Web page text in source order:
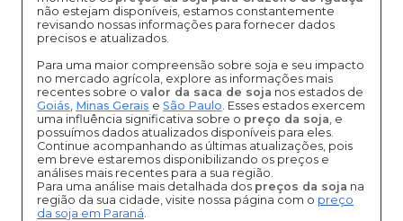
não estejam disponíveis, estamos constantemente
revisando nossas informações para fornecer dados
precisos e atualizados.
Para uma maior compreensão sobre soja e seu impacto
no mercado agrícola, explore as informações mais
recentes sobre o valor da saca de soja nos estados de
Goiás, Minas Gerais e São Paulo. Esses estados exercem
uma influência significativa sobre o preço da soja, e
possuímos dados atualizados disponíveis para eles.
Continue acompanhando as últimas atualizações, pois
em breve estaremos disponibilizando os preços e
análises mais recentes para a sua região.
Para uma análise mais detalhada dos preços da soja na
região da sua cidade, visite nossa página com o preço
da soja em Paraná.